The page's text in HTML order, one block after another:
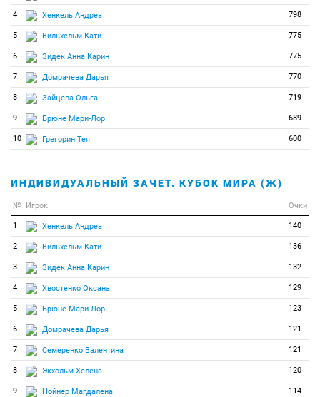
4 Хенкель Андреа 798
5 Вильхельм Кати 775
6 Зидек Анна Карин 775
7 Домрачева Дарья 770
8 Зайцева Ольга 719
9 Брюне Мари-Лор 689
10 Грегорин Тея 600
ИНДИВИДУАЛЬНЫЙ ЗАЧЕТ. КУБОК МИРА (Ж)
№ Игрок Очки
1 Хенкель Андреа 140
2 Вильхельм Кати 136
3 Зидек Анна Карин 132
4 Хвостенко Оксана 129
5 Брюне Мари-Лор 123
6 Домрачева Дарья 121
7 Семеренко Валентина 121
8 Экхольм Хелена 120
9 Нойнер Магдалена 114